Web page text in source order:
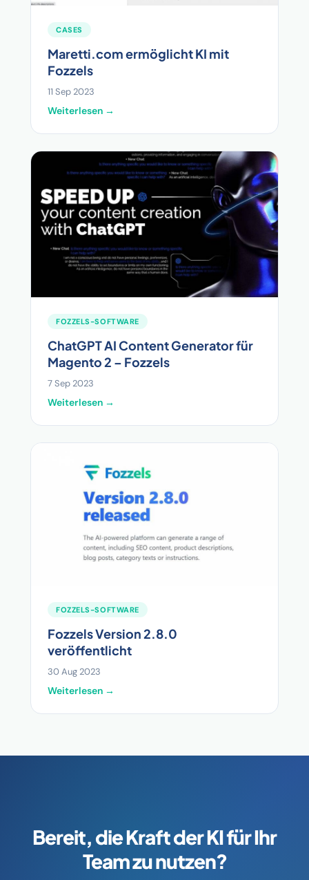
CASES
Maretti.com ermöglicht KI mit
Fozzels
11 Sep 2023
Weiterlesen →
FOZZELS-SOFTWARE
ChatGPT AI Content Generator für
Magento 2 – Fozzels
7 Sep 2023
Weiterlesen →
FOZZELS-SOFTWARE
Fozzels Version 2.8.0
veröffentlicht
30 Aug 2023
Weiterlesen →
Bereit, die Kraft der KI für Ihr
Team zu nutzen?